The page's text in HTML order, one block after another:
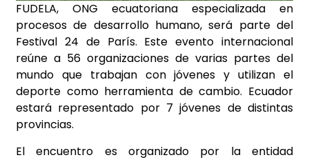
FUDELA, ONG ecuatoriana especializada en
procesos de desarrollo humano, será parte del
Festival 24 de París. Este evento internacional
reúne a 56 organizaciones de varias partes del
mundo que trabajan con jóvenes y utilizan el
deporte como herramienta de cambio. Ecuador
estará representado por 7 jóvenes de distintas
provincias.
El encuentro es organizado por la entidad